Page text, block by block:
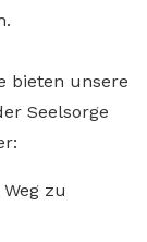
bieten unsere
Seelsorge
zu